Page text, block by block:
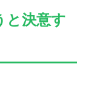
と決意す